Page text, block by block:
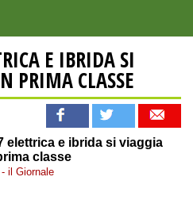
E IBRIDA SI
PRIMA CLASSE
elettrica e ibrida si viaggia
classe
il Giornale